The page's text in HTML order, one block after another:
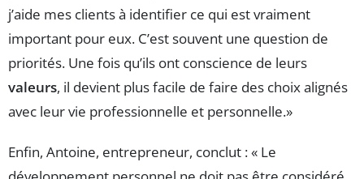
j’aide mes clients à identifier ce qui est vraiment
important pour eux. C’est souvent une question de
priorités. Une fois qu’ils ont conscience de leurs
valeurs, il devient plus facile de faire des choix alignés
avec leur vie professionnelle et personnelle.»
Enfin, Antoine, entrepreneur, conclut : « Le